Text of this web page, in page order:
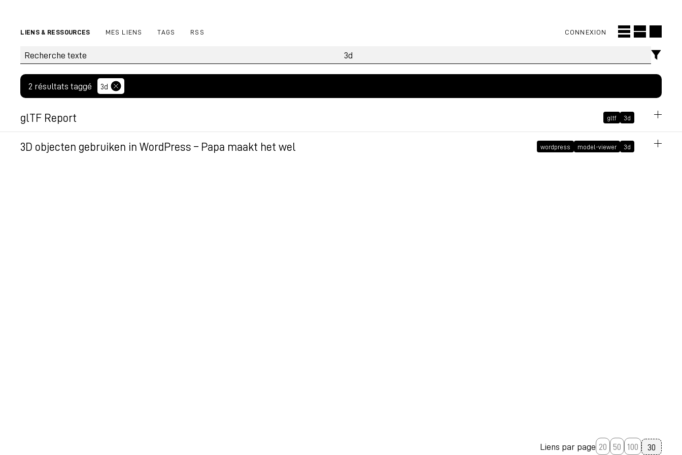
LIENS & RESSOURCES MES LIENS TAGS RSS CONNEXION
2 résultats taggé 3d
glTF Report gltf 3d
March 29, 2023 at 11:15:18 AM GMT+2
3D objecten gebruiken in WordPress – Papa maakt het wel wordpress model-viewer 3d
Liens par page 20 50 100